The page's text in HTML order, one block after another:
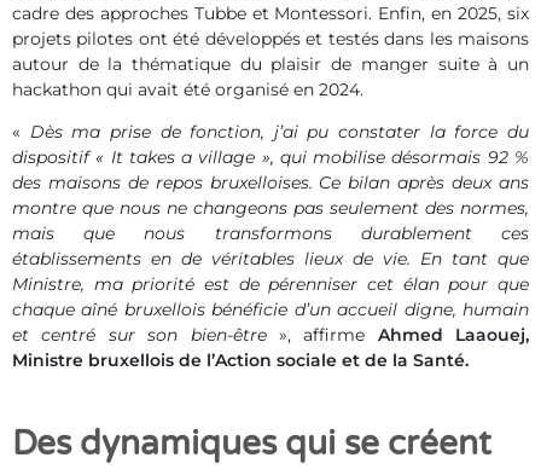
cadre des approches Tubbe et Montessori. Enfin, en 2025, six
projets pilotes ont été développés et testés dans les maisons
autour de la thématique du plaisir de manger suite à un
hackathon qui avait été organisé en 2024.
« Dès ma prise de fonction, j’ai pu constater la force du
dispositif « It takes a village », qui mobilise désormais 92 %
des maisons de repos bruxelloises. Ce bilan après deux ans
montre que nous ne changeons pas seulement des normes,
mais que nous transformons durablement ces
établissements en de véritables lieux de vie. En tant que
Ministre, ma priorité est de pérenniser cet élan pour que
chaque aîné bruxellois bénéficie d’un accueil digne, humain
et centré sur son bien-être», affirme Ahmed Laaouej,
Ministre bruxellois de l’Action sociale et de la Santé.
Des dynamiques qui se créent